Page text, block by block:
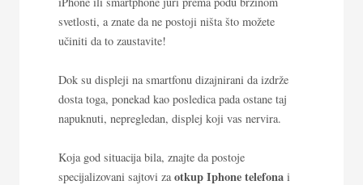
svetlosti, a znate da ne postoji ništa što možete
učiniti da to zaustavite!
Dok su displeji na smartfonu dizajnirani da izdrže
dosta toga, ponekad kao posledica pada ostane taj
napuknuti, nepregledan, displej koji vas nervira.
Koja god situacija bila, znajte da postoje
specijalizovani sajtovi zaotkup Iphone telefona i